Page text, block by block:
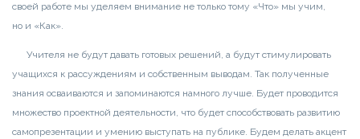
своей работе мы уделяем внимание не только тому «Что» мы учим,
но и «Как».
Учителя не будут давать готовых решений, а будут стимулировать
учащихся к рассуждениям и собственным выводам. Так полученные
знания осваиваются и запоминаются намного лучше. Будет проводится
множество проектной деятельности, что будет способствовать развитию
самопрезентации и умению выступать на публике. Будем делать акцент